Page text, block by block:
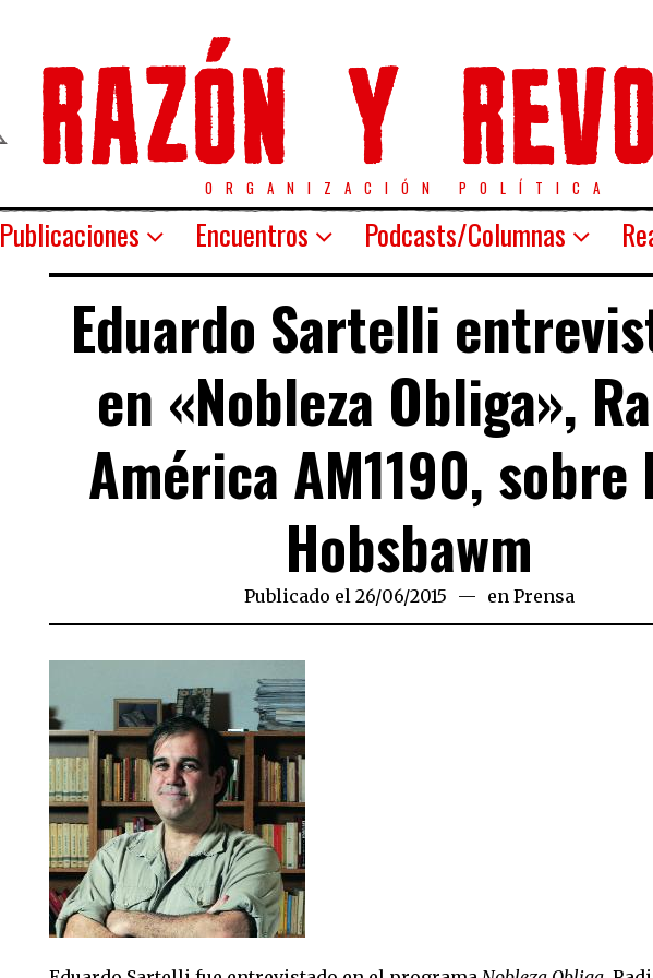
ORGANIZACIÓN POLÍTICA
Publicaciones Encuentros Podcasts/Columnas
Eduardo Sartelli
en «Nobleza Obliga»,
América AM1190, sobre
Hobsbawm
Publicado el 26/06/2015 en Prensa